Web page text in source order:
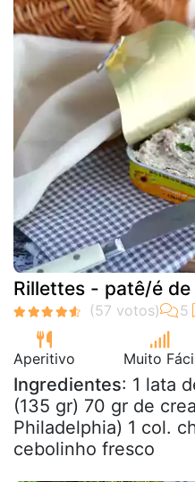
Rillettes - patê/é
Aperitivo Muito
Ingredientes: 1 lata
(135 gr) 70 gr de
Philadelphia) 1 col.
cebolinho fresco